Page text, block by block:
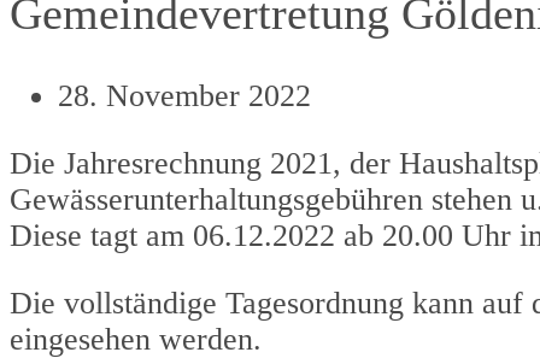
Gemeindevertretung
28. November 2022
Die Jahresrechnung 2021, der
Gewässerunterhaltungsgebühren
Diese tagt am 06.12.2022 ab 20.00 Uhr
Die vollständige Tagesordnung kann
eingesehen werden.